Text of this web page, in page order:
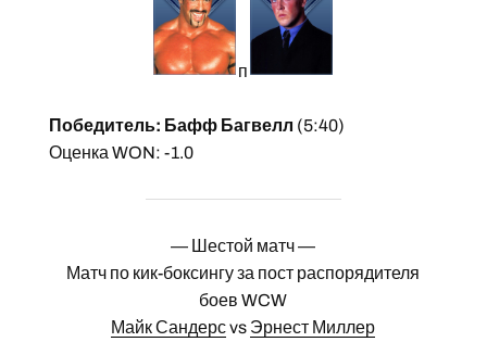
п
Победитель: Бафф Багвелл (5:40)
Оценка WON: -1.0
— Шестой матч —
Матч по кик-боксингу за пост распорядителя
боев WCW
Майк Сандерсvs Эрнест Миллер